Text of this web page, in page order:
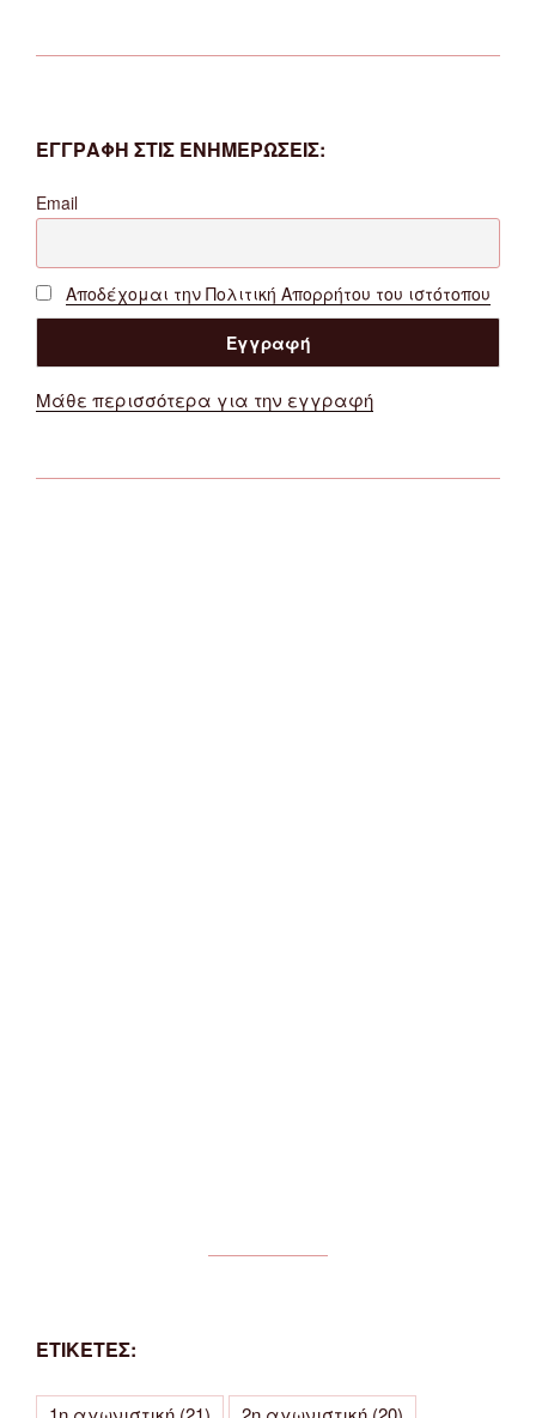
ΕΓΓΡΑΦΗ ΣΤΙΣ ΕΝΗΜΕΡΩΣΕΙΣ:
Email
Αποδέχομαι την Πολιτική Απορρήτου του ιστότοπου
Μάθε περισσότερα για την εγγραφή
ΕΤΙΚΕΤΕΣ: